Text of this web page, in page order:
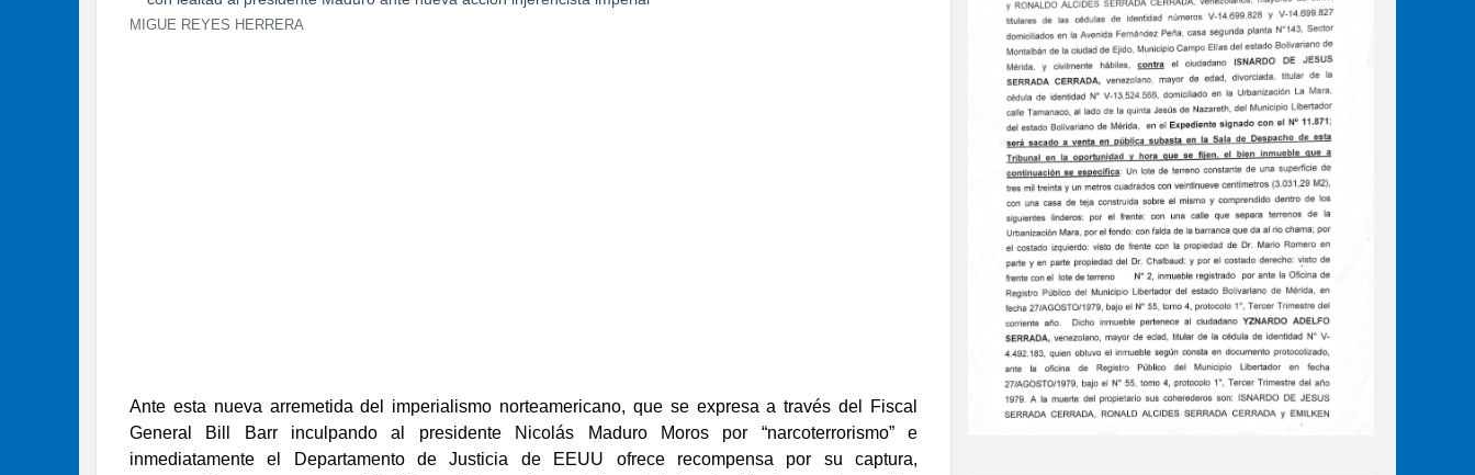
MIGUE REYES HERRERA
Ante esta nueva arremetida del imperialismo norteamericano, que se expresa a través del Fiscal
General Bill Barr inculpando al presidente Nicolás Maduro Moros por “narcoterrorismo” e
inmediatamente el Departamento de Justicia de EEUU ofrece recompensa por su captura,